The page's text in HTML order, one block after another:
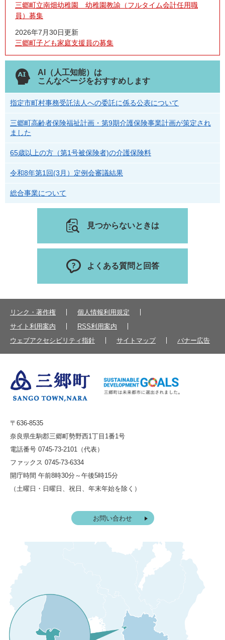
三郷町立南畑幼稚園 幼稚園教諭（フルタイム会計任用職
員）募集
2026年7月30日更新
三郷町子ども家庭支援員の募集
AI（人工知能）は
こんなページをおすすめします
指定市町村事務受託法人への委託に係る公表について
三郷町高齢者保険福祉計画・第9期介護保険事業計画が策定され
ました
65歳以上の方（第1号被保険者)の介護保険料
令和8年第1回(3月）定例会審議結果
総合事業について
見つからないときは
よくある質問と回答
リンク・著作権
個人情報利用規定
サイト利用案内
RSS利用案内
ウェブアクセシビリティ指針
サイトマップ バナー広告
〒636-8535
奈良県生駒郡三郷町勢野西1丁目1番1号
電話番号 0745-73-2101（代表）
ファックス 0745-73-6334
開庁時間 午前8時30分～午後5時15分
（土曜日・日曜日、祝日、年末年始を除く）
お問い合わせ